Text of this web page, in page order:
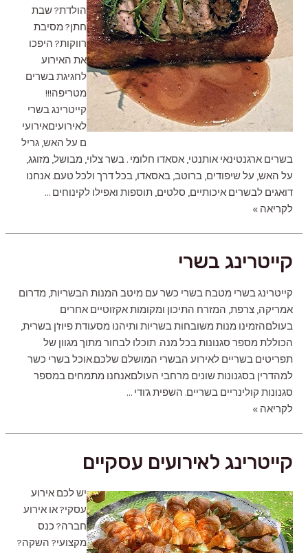
הולדת? שבת
חתן? מסיבת
רווקות? היפכו
את האירוע
לחגיגת בשרים
מטריפה!!!
קייטרינג בשרי
לאירועיםאירועי
ם על האש, גריל
בשרים ארגנטינאי אותנטי, אסאדו חלומי . בשר צלוי, מבושל, מזוגג,
על האש, על שיפודים, ברוטב, באסאדו, בכל דרך ולכל טעם. אנחנו
דואגים לבשרים איכותיים, סלטים, תוספות ואפילו לקינוחים …
קייטרינג
לקריאה »
קייטרינג בשרי
קייטרינג בשרי מטבח בשרי כשר עם מיטב המנות הבשריות, מדרום
אמריקה, צרפת, המזרח התיכון ומקומות אקזוטיים אחרים
בעולםהזמינו מנות משובחות בשריות ותיהנו מסעודת פיוז'ן בשרית,
הכוללת מספר סגנונות בכל מנה. תוכלו לבחור מתוך מגוון של
תפריטים בשריים לאירוע הבשרי המושלם שלכם.‍אוכל בשרי כשר
למהדרין בסגנונות שונים מרחבי העולםאנחנו מתמחים במספר
סגנונות קולינריים בשריים. השפית ג'ודי …
קייטרינג
לקריאה »
קייטרינג לאירועים עסקיים
יש לכם אירוע
עסקי? או אירוע
חברה? כנס
מקצועי? השקה?